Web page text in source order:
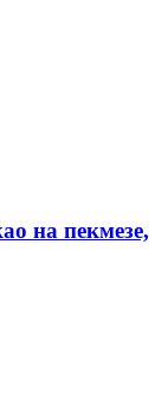
на пекмезе,